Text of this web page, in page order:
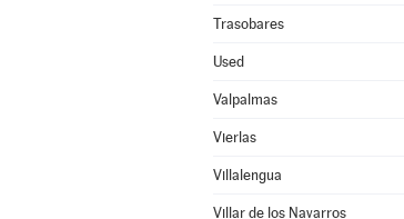
Trasobares
Used
Valpalmas
Vierlas
Villalengua
Villar de los Navarros